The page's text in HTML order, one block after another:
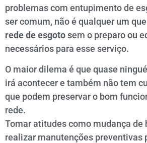
problemas com entupimento de
ser comum, não é qualquer um
rede de esgotosem o preparo ou
necessários para esse serviço.
O maior dilema é que quase
irá acontecer e também não tem
que podem preservar o bom
rede.
Tomar atitudes como mudança de
realizar manutenções preventivas